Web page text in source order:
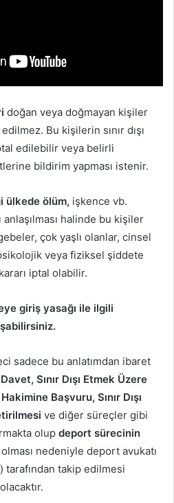
doğan veya doğmayan kişiler
Bu kişilerin sınır dışı
edilebilir veya belirli
bildirim yapması istenir.
ülkede ölüm, işkence vb.
halinde bu kişiler
çok yaşlı olanlar, cinsel
veya fiziksel şiddete
iptal olabilir.
giriş yasağı ile ilgili
sadece bu anlatımdan ibaret
Sınır Dışı Etmek Üzere
Başvuru, Sınır Dışı
ve diğer süreçler gibi
olup deport sürecinin
nedeniyle deport avukatı
) tarafından takip edilmesi